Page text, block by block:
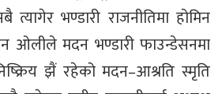
भण्डारी राजनीतिमा होमिन
ओलीले मदन भण्डारी फाउन्डेसनमा
झैं रहेको मदन–आश्रति स्मृति